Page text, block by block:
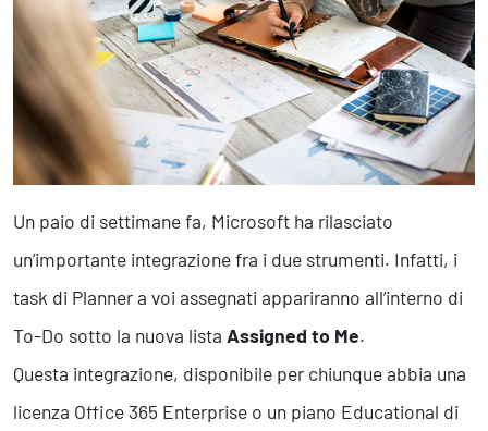
Finanza Strategica
231 Gestione Rischi
Future
Innovazione
Collaborative Design
Social Impacts
Europe
Digital
Modern Infrastructure
Produttività & Lavoro in Team
Un paio di settimane fa, Microsoft ha rilasciato
un’importante integrazione fra i due strumenti. Infatti, i
task di Planner a voi assegnati appariranno all’interno di
To-Do sotto la nuova lista Assigned to Me.
Questa integrazione, disponibile per chiunque abbia una
licenza Office 365 Enterprise o un piano Educational di